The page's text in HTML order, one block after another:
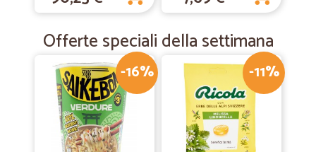
Prodotto con prezzo buono.Spedizione veloce. Sono molto soddisfatto
Offerte speciali della settimana
-16% -11%